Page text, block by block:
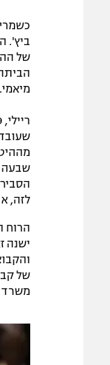
ביץ'.
של
לזה,
הרוח
של
משרד